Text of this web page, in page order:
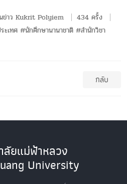
ข่าว Kukrit Polyiem
434 ครั้ง
เทศ #นักศึกษานานาชาติ #สำนักวิชา
กลับ
ลัยแม่ฟ้าหลวง
University